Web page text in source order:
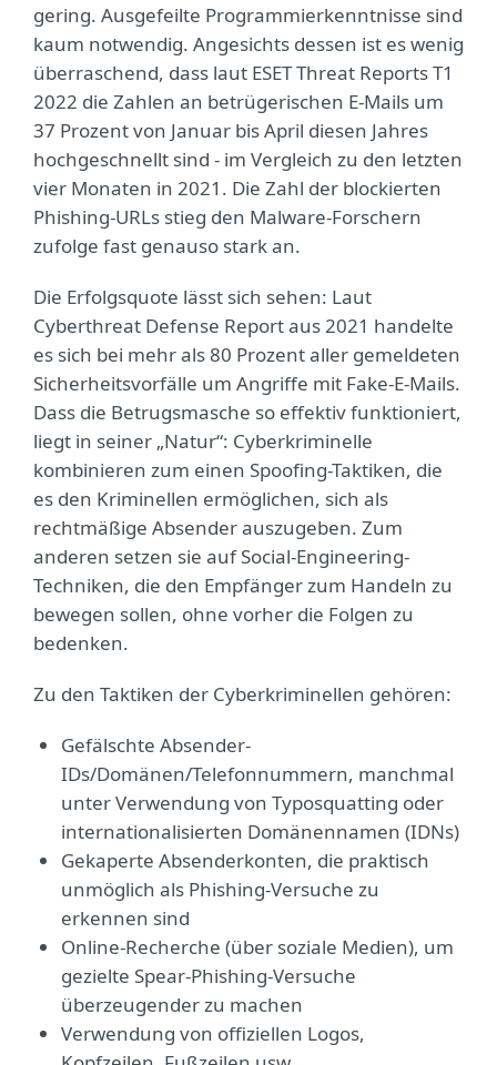
gering. Ausgefeilte Programmierkenntnisse sind
kaum notwendig. Angesichts dessen ist es wenig
überraschend, dass laut ESET Threat Reports T1
2022 die Zahlen an betrügerischen E-Mails um
37 Prozent von Januar bis April diesen Jahres
hochgeschnellt sind - im Vergleich zu den letzten
vier Monaten in 2021. Die Zahl der blockierten
Phishing-URLs stieg den Malware-Forschern
zufolge fast genauso stark an.
Die Erfolgsquote lässt sich sehen: Laut
Cyberthreat Defense Report aus 2021 handelte
es sich bei mehr als 80 Prozent aller gemeldeten
Sicherheitsvorfälle um Angriffe mit Fake-E-Mails.
Dass die Betrugsmasche so effektiv funktioniert,
liegt in seiner „Natur“: Cyberkriminelle
kombinieren zum einen Spoofing-Taktiken, die
es den Kriminellen ermöglichen, sich als
rechtmäßige Absender auszugeben. Zum
anderen setzen sie auf Social-Engineering-
Techniken, die den Empfänger zum Handeln zu
bewegen sollen, ohne vorher die Folgen zu
bedenken.
Zu den Taktiken der Cyberkriminellen gehören:
Gefälschte Absender-
IDs/Domänen/Telefonnummern, manchmal
unter Verwendung von Typosquatting oder
internationalisierten Domänennamen (IDNs)
Gekaperte Absenderkonten, die praktisch
unmöglich als Phishing-Versuche zu
erkennen sind
Online-Recherche (über soziale Medien), um
gezielte Spear-Phishing-Versuche
überzeugender zu machen
Verwendung von offiziellen Logos,